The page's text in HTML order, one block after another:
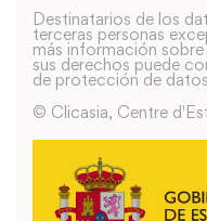
Destinatarios de los
terceras personas
más información
sus derechos puede
de protección de
© Clicasia, Centre